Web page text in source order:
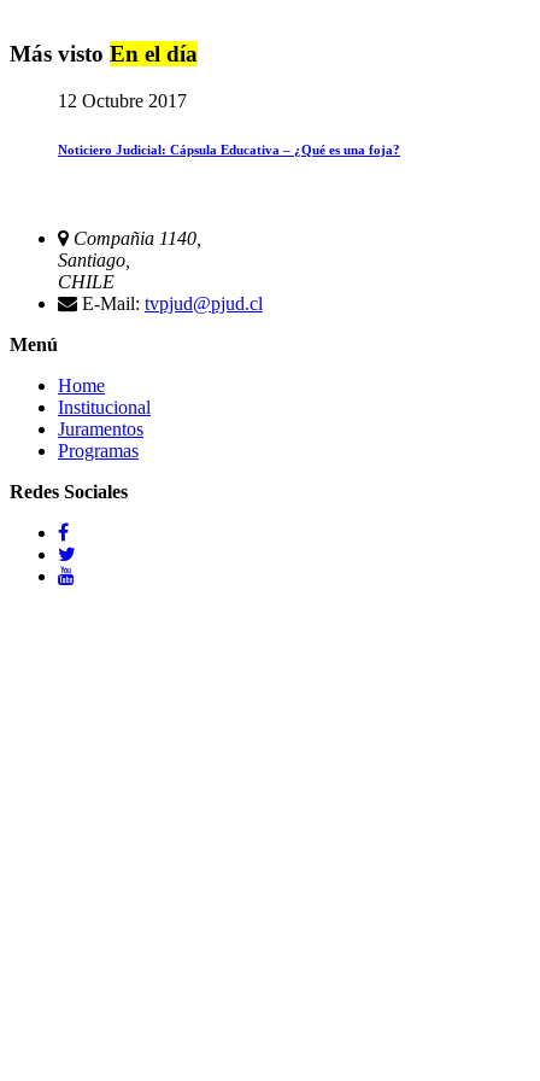
Más visto En el día
12 Octubre 2017
Noticiero Judicial: Cápsula Educativa – ¿Qué es una foja?
Compañia 1140,
Santiago,
CHILE
E-Mail: tvpjud@pjud.cl
Menú
Home
Institucional
Juramentos
Programas
Redes Sociales